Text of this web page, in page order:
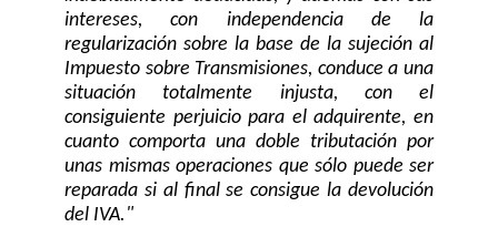
intereses, con independencia de la
regularización sobre la base de la sujeción al
Impuesto sobre Transmisiones, conduce a una
situación totalmente injusta, con el
consiguiente perjuicio para el adquirente, en
cuanto comporta una doble tributación por
unas mismas operaciones que sólo puede ser
reparada si al final se consigue la devolución
del IVA."